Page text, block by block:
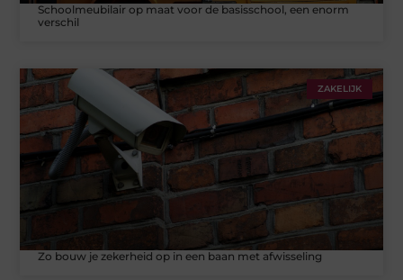
Schoolmeubilair op maat voor de basisschool, een enorm
verschil
ZAKELIJK
Zo bouw je zekerheid op in een baan met afwisseling